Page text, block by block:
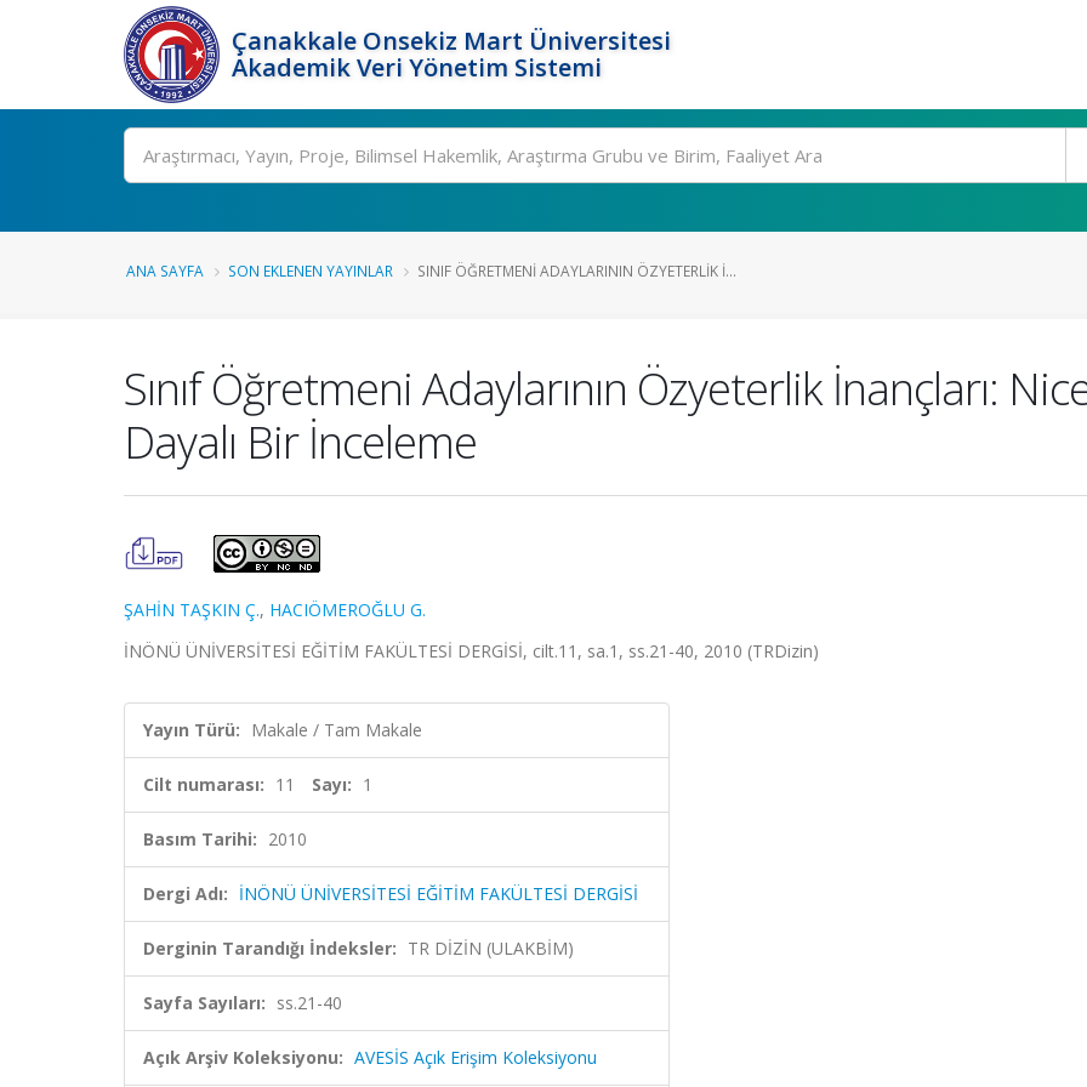
Çanakkale Onsekiz Mart Üniversitesi
Akademik Veri Yönetim Sistemi
Ara
ANA SAYFA SON EKLENEN YAYINLAR SINIF ÖĞRETMENI ADAYLARININ ÖZYETERLIK İ...
Sınıf Öğretmeni Adaylarının Özyeterlik İnançları:
Dayalı Bir İnceleme
ŞAHİN TAŞKIN Ç., HACIÖMEROĞLU G.
İNÖNÜ ÜNİVERSİTESİ EĞİTİM FAKÜLTESİ DERGİSİ, cilt.11, sa.1, ss.21-40, 2010 (TRDizin)
Yayın Türü: Makale / Tam Makale
Cilt numarası: 11 Sayı: 1
Basım Tarihi: 2010
Dergi Adı: İNÖNÜ ÜNİVERSİTESİ EĞİTİM FAKÜLTESİ DERGİSİ
Derginin Tarandığı İndeksler: TR DİZİN (ULAKBİM)
Sayfa Sayıları: ss.21-40
Açık Arşiv Koleksiyonu: AVESİS Açık Erişim Koleksiyonu